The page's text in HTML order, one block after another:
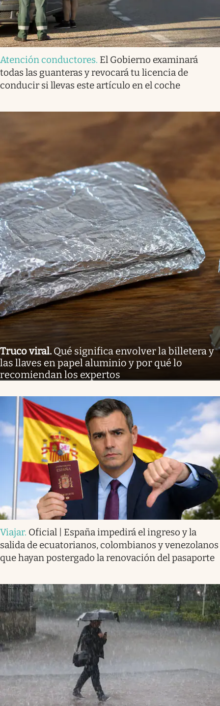
Atención conductores. El Gobierno examinará
todas las guanteras y revocará tu licencia de
conducir si llevas este artículo en el coche
Truco viral. Qué significa envolver la billetera y
las llaves en papel aluminio y por qué lo
recomiendan los expertos
Viajar. Oficial | España impedirá el ingreso y la
salida de ecuatorianos, colombianos y venezolanos
que hayan postergado la renovación del pasaporte